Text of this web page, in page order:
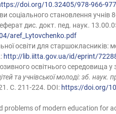
doi.org/10.32405/978-966-
соціального становлення учнів
дис. докт. пед. наук.
aref_Lytovchenko.pdf
освіти для старшокласників:
http://lib.iitta.gov.ua/id/eprint/
освітнього середовища у
та учнівської молоді: зб. наук.
С. 211-224. DOI: https://doi.org/
problems of modern education for